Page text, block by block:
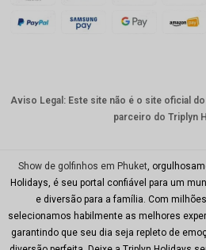
suíço
australia
CNY
TWD
Minhas
Ries
Aviso Legal: Este site não é o site oficial
parceiro do Triplyn
Show de golfinhos em Phuket ,
Holidays, é seu portal confiável para um
e diversão para a família. Com
selecionamos habilmente as melhores
garantindo que seu dia seja repleto de